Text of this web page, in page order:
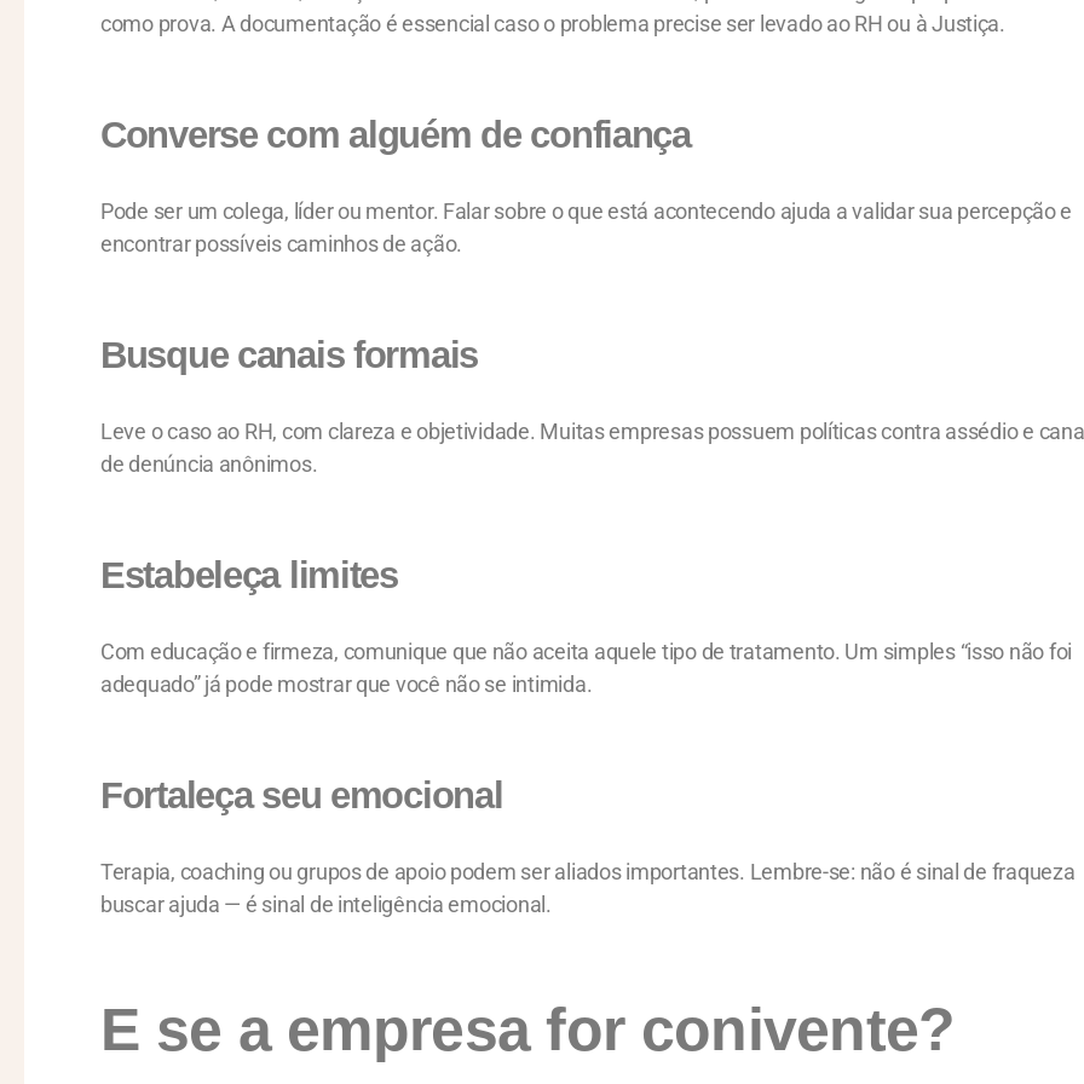
como prova. A documentação é essencial caso o problema precise ser levado ao RH ou à Justiça.
Converse com alguém de confiança
Pode ser um colega, líder ou mentor. Falar sobre o que está acontecendo ajuda a validar sua percepção e
encontrar possíveis caminhos de ação.
Busque canais formais
Leve o caso ao RH, com clareza e objetividade. Muitas empresas possuem políticas contra assédio e
de denúncia anônimos.
Estabeleça limites
Com educação e firmeza, comunique que não aceita aquele tipo de tratamento. Um simples “isso não foi
adequado” já pode mostrar que você não se intimida.
Fortaleça seu emocional
Terapia, coaching ou grupos de apoio podem ser aliados importantes. Lembre-se: não é sinal de fraqueza
buscar ajuda — é sinal de inteligência emocional.
E se a empresa for conivente?